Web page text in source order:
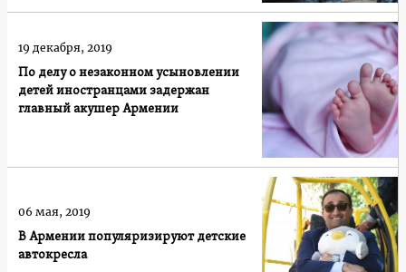
По делу о незаконном усыновлении
детей иностранцами задержан
главный акушер Армении
19 декабря, 2019
В Армении популяризируют детские
автокресла
06 мая, 2019